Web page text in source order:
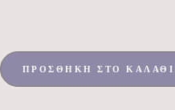
ΠΡΟΣΘΉΚΗ ΣΤΟ ΚΑΛΆΘΙ